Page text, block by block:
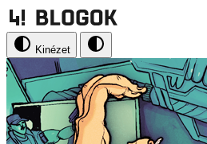
Kinézet